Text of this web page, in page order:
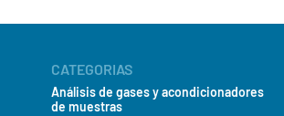
CATEGORIAS
Análisis de gases y acondicionadores
de muestras